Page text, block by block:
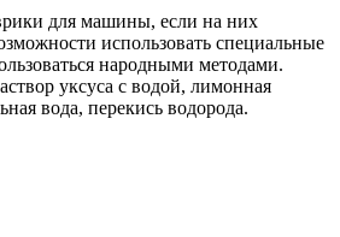
для машины, если на них
использовать специальные
народными методами.
уксуса с водой, лимонная
вода, перекись водорода.